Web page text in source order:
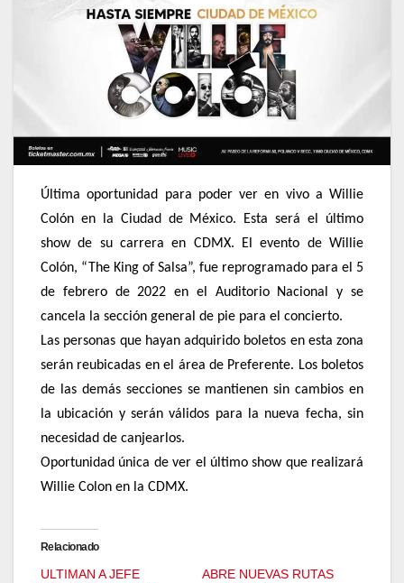
Última oportunidad para poder ver en vivo a Willie
Colón en la Ciudad de México. Esta será el último
show de su carrera en CDMX. El evento de Willie
Colón, “The King of Salsa”, fue reprogramado para el 5
de febrero de 2022 en el Auditorio Nacional y se
cancela la sección general de pie para el concierto.
Las personas que hayan adquirido boletos en esta zona
serán reubicadas en el área de Preferente. Los boletos
de las demás secciones se mantienen sin cambios en
la ubicación y serán válidos para la nueva fecha, sin
necesidad de canjearlos.
Oportunidad única de ver el último show que realizará
Willie Colon en la CDMX.
Relacionado
ULTIMAN A JEFE
ABRE NUEVAS RUTAS